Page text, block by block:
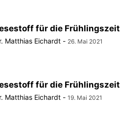
für die Frühlingszeit
Matthias Eichardt - 26. Mai 2021
für die Frühlingszeit
Matthias Eichardt - 19. Mai 2021